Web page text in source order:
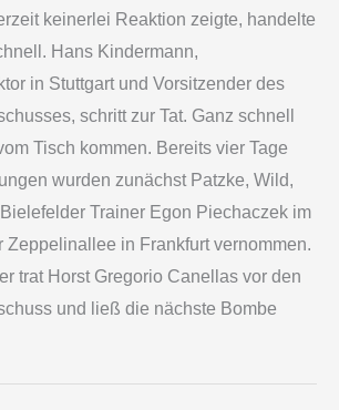
keinerlei Reaktion zeigte, handelte
Hans Kindermann,
in Stuttgart und Vorsitzender des
schritt zur Tat. Ganz schnell
Tisch kommen. Bereits vier Tage
wurden zunächst Patzke, Wild,
Trainer Egon Piechaczek im
Zeppelinallee in Frankfurt vernommen.
trat Horst Gregorio Canellas vor den
und ließ die nächste Bombe